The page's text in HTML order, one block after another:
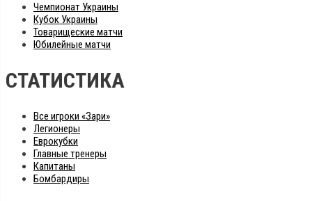
Чемпионат Украины
Кубок Украины
Товарищеские матчи
Юбилейные матчи
СТАТИСТИКА
Все игроки «Зари»
Легионеры
Еврокубки
Главные тренеры
Капитаны
Бомбардиры